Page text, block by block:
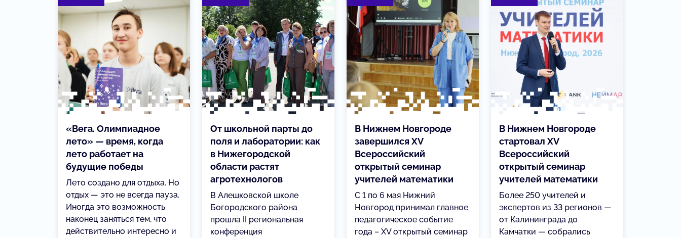
«Вега. Олимпиадное
лето» — время, когда
лето работает на
будущие победы
Лето создано для отдыха. Но
отдых — это не всегда пауза.
Иногда это возможность
наконец заняться тем, что
действительно интересно и
От школьной парты до
поля и лаборатории: как
в Нижегородской
области растят
агротехнологов
В Алешковской школе
Богородского района
прошла II региональная
конференция
В Нижнем Новгороде
завершился XV
Всероссийский
открытый семинар
учителей математики
С 1 по 6 мая Нижний
Новгород принимал главное
педагогическое событие
года – XV открытый семинар
В Нижнем Новгороде
стартовал XV
Всероссийский
открытый семинар
учителей математики
Более 250 учителей и
экспертов из 33 регионов —
от Калининграда до
Камчатки — собрались